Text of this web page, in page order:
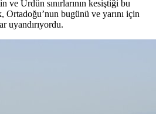
ve Ürdün sınırlarının kesiştiği bu
bugünü ve yarını için
uyandırıyordu.